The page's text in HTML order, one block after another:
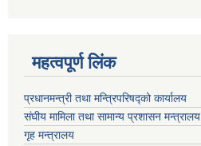
महत्वपूर्ण लिंक
प्रधानमन्त्री तथा मन्त्रिपरिषद्को कार्यालय
संघीय मामिला तथा सामान्य प्रशासन मन्त्रालय
गृह मन्त्रालय